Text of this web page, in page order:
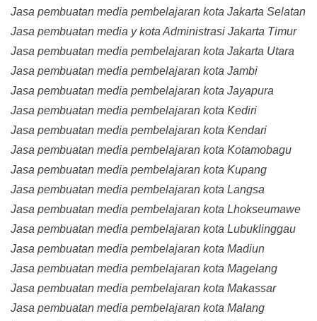
Jasa pembuatan media pembelajaran kota Jakarta Selatan
Jasa pembuatan media y kota Administrasi Jakarta Timur
Jasa pembuatan media pembelajaran kota Jakarta Utara
Jasa pembuatan media pembelajaran kota Jambi
Jasa pembuatan media pembelajaran kota Jayapura
Jasa pembuatan media pembelajaran kota Kediri
Jasa pembuatan media pembelajaran kota Kendari
Jasa pembuatan media pembelajaran kota Kotamobagu
Jasa pembuatan media pembelajaran kota Kupang
Jasa pembuatan media pembelajaran kota Langsa
Jasa pembuatan media pembelajaran kota Lhokseumawe
Jasa pembuatan media pembelajaran kota Lubuklinggau
Jasa pembuatan media pembelajaran kota Madiun
Jasa pembuatan media pembelajaran kota Magelang
Jasa pembuatan media pembelajaran kota Makassar
Jasa pembuatan media pembelajaran kota Malang